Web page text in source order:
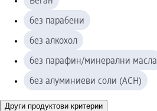
без парабени
без алкохол
без парафин/минерални масла
без алуминиеви соли (ACH)
Други продуктови критерии